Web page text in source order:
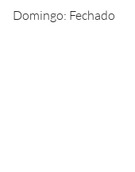
Domingo: Fechado